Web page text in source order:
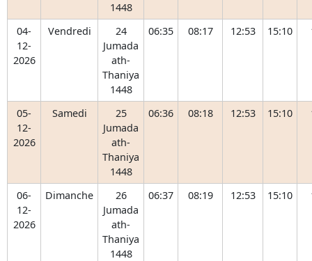
1448
04-
12-
2026
Vendredi
24
Jumada
ath-
Thaniya
1448
06:35 08:17 12:53 15:10
05-
12-
2026
Samedi
25
Jumada
ath-
Thaniya
1448
06:36 08:18 12:53 15:10
06-
12-
2026
Dimanche
26
Jumada
ath-
Thaniya
1448
06:37 08:19 12:53 15:10